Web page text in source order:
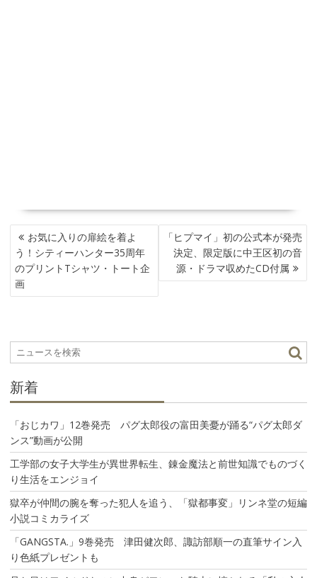
投
稿
ナ
ビ
ゲ
ョ
ン
お気に入りの扉絵を着よ
う！シティーハンター35周年
のプリントTシャツ・トート企
画
「ヒプマイ」初の公式本が発売
決定、限定版に中王区初の音
源・ドラマ収めたCD付属
新着
「おじカワ」12巻発売 パグ太郎役の富田美憂が踊る“パグ太郎ダ
ンス”動画が公開
工学部の女子大学生が異世界転生、錬金魔法と前世知識でものづく
り生活をエンジョイ
獄卒が仲間の腕を奪った犯人を追う、「獄都事変」リンネ堂の短編
小説コミカライズ
「GANGSTA.」9巻発売 津田健次郎、諏訪部順一の直筆サイン入
り色紙プレゼントも